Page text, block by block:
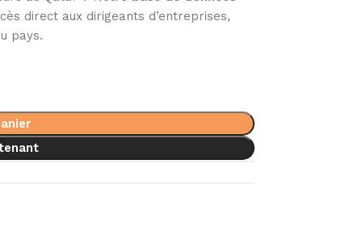
direct aux dirigeants d’entreprises,
pays.